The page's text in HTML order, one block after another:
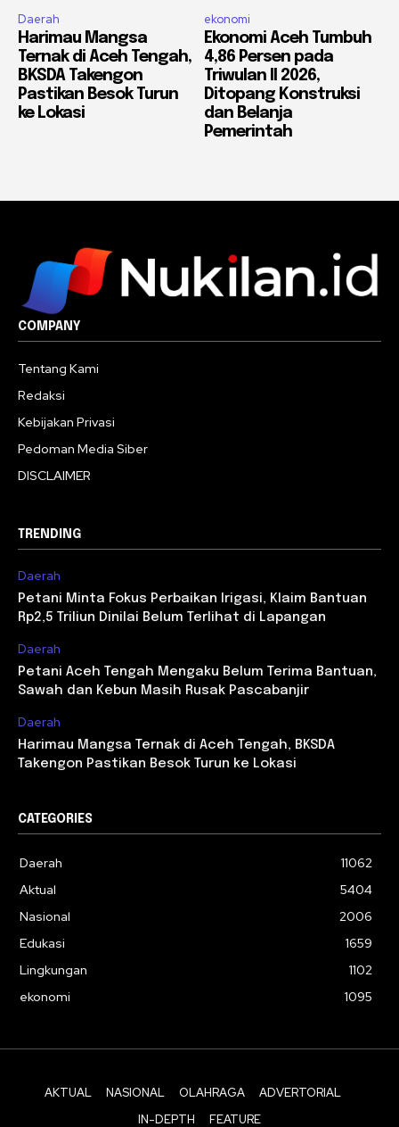
Daerah
Harimau Mangsa
Ternak di Aceh Tengah,
BKSDA Takengon
Pastikan Besok Turun
ke Lokasi
ekonomi
Ekonomi Aceh Tumbuh
4,86 Persen pada
Triwulan II 2026,
Ditopang Konstruksi
dan Belanja
Pemerintah
COMPANY
Tentang Kami
Redaksi
Kebijakan Privasi
Pedoman Media Siber
DISCLAIMER
TRENDING
Daerah
Petani Minta Fokus Perbaikan Irigasi, Klaim Bantuan
Rp2,5 Triliun Dinilai Belum Terlihat di Lapangan
Daerah
Petani Aceh Tengah Mengaku Belum Terima Bantuan,
Sawah dan Kebun Masih Rusak Pascabanjir
Daerah
Harimau Mangsa Ternak di Aceh Tengah, BKSDA
Takengon Pastikan Besok Turun ke Lokasi
CATEGORIES
Daerah
11062
Aktual
5404
Nasional
2006
Edukasi
1659
Lingkungan
1102
ekonomi
1095
AKTUAL NASIONAL OLAHRAGA
ADVERTORIAL
IN-DEPTH
FEATURE